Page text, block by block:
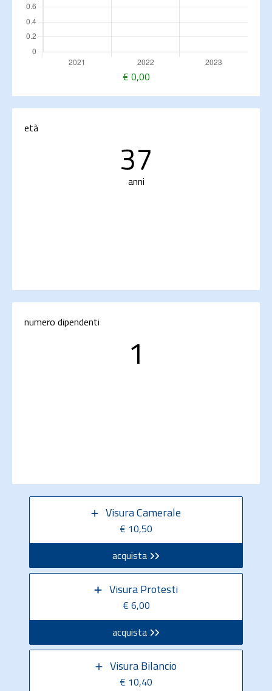
€ 0,00
età
37
anni
numero dipendenti
1
Visura Camerale
€ 10,50
acquista
Visura Protesti
€ 6,00
acquista
Visura Bilancio
€ 10,40